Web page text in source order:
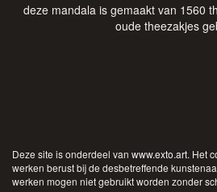
deze mandala is gemaakt van 1560
oude theezakjes
Deze site is onderdeel van www.exto.art. Het
werken berust bij de desbetreffende
werken mogen niet gebruikt worden zonder